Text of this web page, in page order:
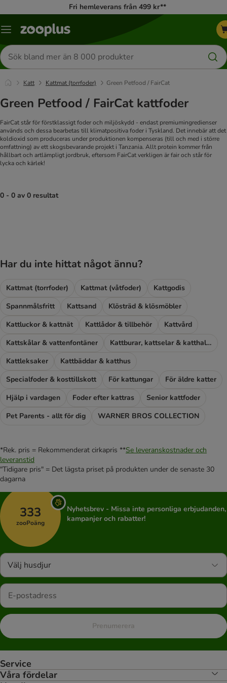
Fri hemleverans från 499 kr**
Katalogmeny
Sök
efter
produkter
Katt Kattmat (torrfoder) Green Petfood / FairCat
Green Petfood / FairCat kattfoder
FairCat står för förstklassigt foder och miljöskydd - endast premiumingredienser
används och dessa bearbetas till klimatpositiva foder i Tyskland. Det innebär att det
koldioxid som produceras under produktionen kompenseras (till och med i större
omfattning) av ett skogsbevarande projekt i Tanzania. Allt protein kommer från
hållbart och artlämpligt jordbruk, eftersom FairCat verkligen är fair och står för
lycka och kärlek!
0 - 0 av 0 resultat
Har du inte hittat något ännu?
Kattmat (torrfoder) Kattmat (våtfoder)
Kattgodis
Spannmålsfritt
Kattsand
Klösträd & klösmöbler
Kattluckor & kattnät
Kattlådor & tillbehör
Kattvård
Kattskålar & vattenfontäner
Kattburar, kattselar & katthalsband
Kattleksaker
Kattbäddar & katthus
Specialfoder & kosttillskott
För kattungar
För äldre katter
Hjälp i vardagen
Foder efter kattras
Senior kattfoder
Pet Parents - allt för dig
WARNER BROS COLLECTION
*Rek. pris = Rekommenderat cirkapris **Se leveranskostnader och
leveranstid
"Tidigare pris" = Det lägsta priset på produkten under de senaste 30
dagarna
333
zooPoäng
Nyhetsbrev - Missa inte personliga erbjudanden,
kampanjer och rabatter!
Välj husdjur
Prenumerera
Service
Våra fördelar